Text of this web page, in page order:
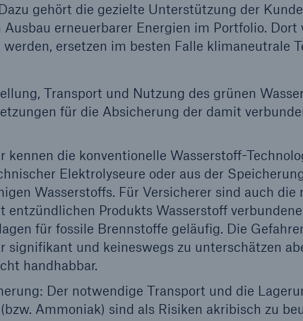
gehört die gezielte Unterstützung der
erneuerbarer Energien im Portfolio. Dort
ersetzen im besten Falle klimaneutrale
Transport und Nutzung des grünen
für die Absicherung der damit
kennen die konventionelle Wasserstoff-
Elektrolyseure oder aus der
Wasserstoffs. Für Versicherer sind auch die
entzündlichen Produkts Wasserstoff
für fossile Brennstoffe geläufig. Die
signifikant und keineswegs zu unterschätzen
handhabbar.
Der notwendige Transport und die
Ammoniak) sind als Risiken akribisch zu